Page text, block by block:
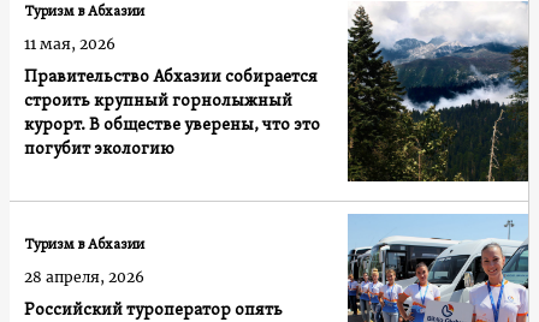
Правительство Абхазии собирается
строить крупный горнолыжный
курорт. В обществе уверены, что это
погубит экологию
Туризм в Абхазии
11 мая, 2026
Российский туроператор опять
Туризм в Абхазии
28 апреля, 2026